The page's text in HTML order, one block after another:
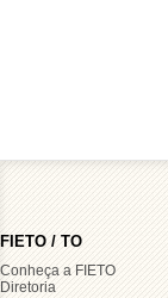
FIETO / TO
Conheça a FIETO
Diretoria